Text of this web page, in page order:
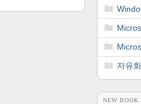
자유
NEW BOOK